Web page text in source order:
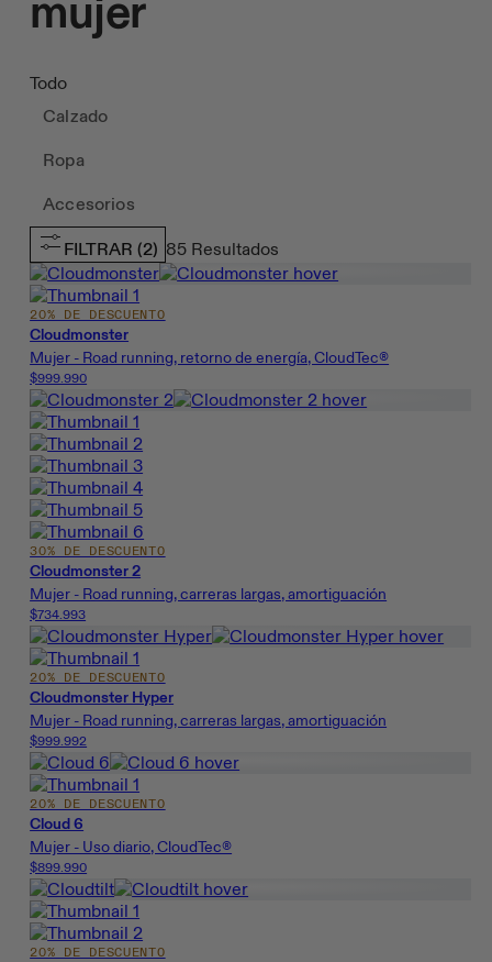
mujer
Todo
Calzado
Ropa
Accesorios
FILTRAR (2) 85 Resultados
20% DE DESCUENTO
Cloudmonster
Mujer - Road running, retorno de energía, CloudTec®
$999.990
30% DE DESCUENTO
Cloudmonster 2
Mujer - Road running, carreras largas, amortiguación
$734.993
20% DE DESCUENTO
Cloudmonster Hyper
Mujer - Road running, carreras largas, amortiguación
$999.992
20% DE DESCUENTO
Cloud 6
Mujer - Uso diario, CloudTec®
$899.990
20% DE DESCUENTO